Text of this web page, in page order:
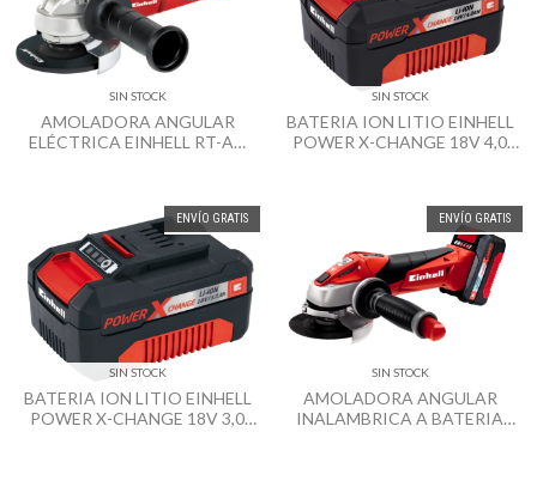
SIN STOCK
AMOLADORA ANGULAR
ELÉCTRICA EINHELL RT-AG
SIN STOCK
BATERIA ION LITIO EINHELL
POWER X-CHANGE 18V 4,0
ENVÍO GRATIS
SIN STOCK
BATERIA ION LITIO EINHELL
POWER X-CHANGE 18V 3,0
ENVÍO GRATIS
SIN STOCK
AMOLADORA ANGULAR
INALAMBRICA A BATERIA